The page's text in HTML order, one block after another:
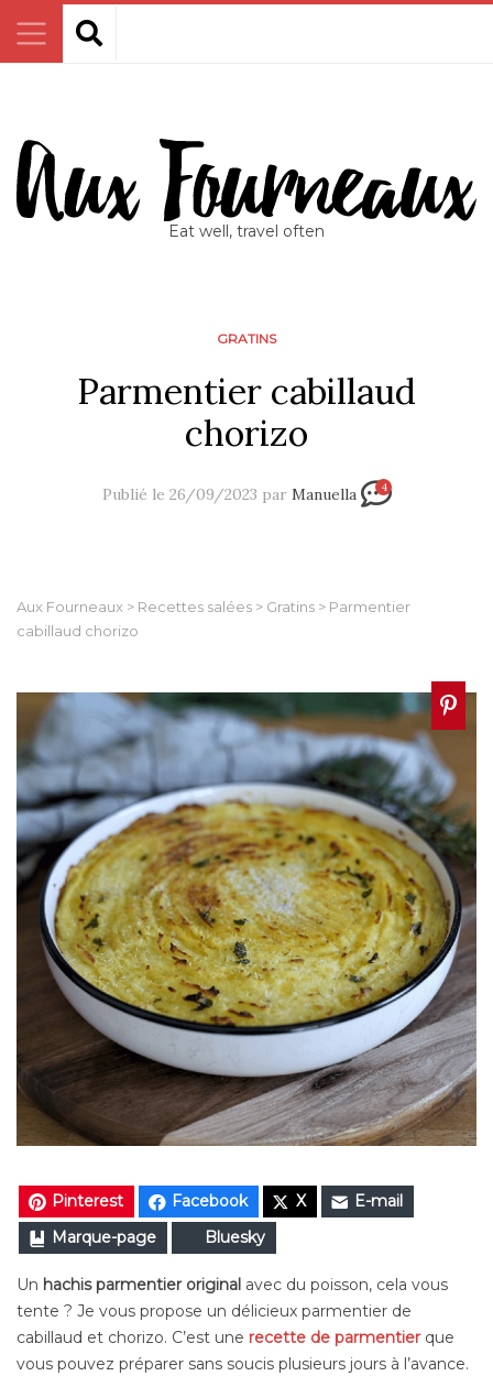
Eat well, travel often
GRATINS
Parmentier cabillaud
chorizo
Publié le 26/09/2023 par Manuella 4
Aux Fourneaux > Recettes salées > Gratins > Parmentier
cabillaud chorizo
Pinterest Facebook X
E-mail
Marque-page
Bluesky
Un hachis parmentier original avec du poisson, cela vous
tente ? Je vous propose un délicieux parmentier de
cabillaud et chorizo. C’est une recette de parmentierque
vous pouvez préparer sans soucis plusieurs jours à l’avance.